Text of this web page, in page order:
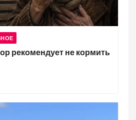
рекомендует не кормить